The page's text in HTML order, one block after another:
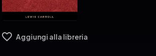
Aggiungi alla libreria